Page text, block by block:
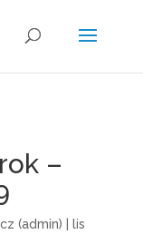
–
(admin)
lis